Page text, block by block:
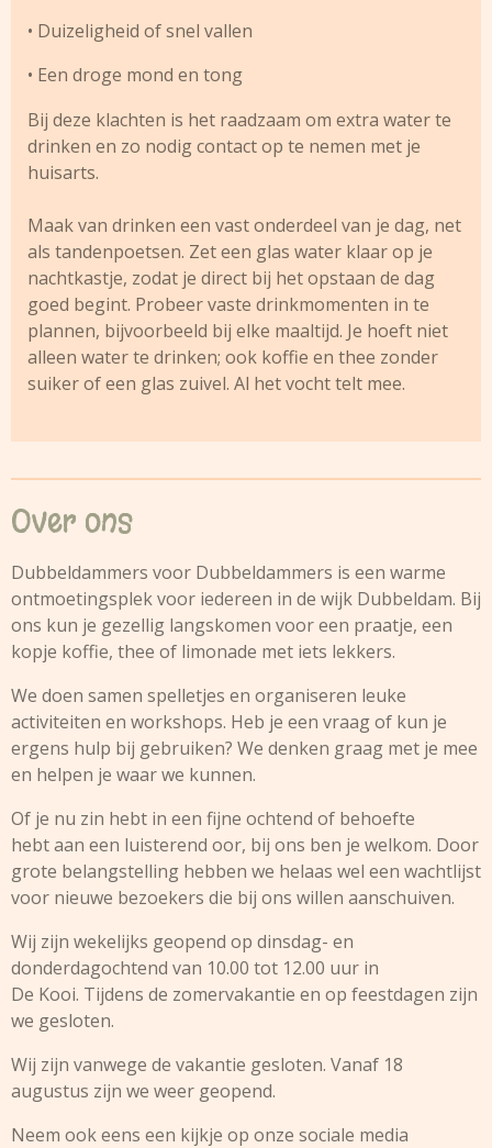
• Duizeligheid of snel vallen
• Een droge mond en tong
Bij deze klachten is het raadzaam om extra water te
drinken en zo nodig contact op te nemen met je
huisarts.
Maak van drinken een vast onderdeel van je dag, net
als tandenpoetsen. Zet een glas water klaar op je
nachtkastje, zodat je direct bij het opstaan de dag
goed begint. Probeer vaste drinkmomenten in te
plannen, bijvoorbeeld bij elke maaltijd. Je hoeft niet
alleen water te drinken; ook koffie en thee zonder
suiker of een glas zuivel. Al het vocht telt mee.
Over ons
Dubbeldammers voor Dubbeldammers is een warme
ontmoetingsplek voor iedereen in de wijk Dubbeldam. Bij
ons kun je gezellig langskomen voor een praatje, een
kopje koffie, thee of limonade met iets lekkers.
We doen samen spelletjes en organiseren leuke
activiteiten en workshops. Heb je een vraag of kun je
ergens hulp bij gebruiken? We denken graag met je mee
en helpen je waar we kunnen.
Of je nu zin hebt in een fijne ochtend of behoefte
hebt aan een luisterend oor, bij ons ben je welkom. Door
grote belangstelling hebben we helaas wel een wachtlijst
voor nieuwe bezoekers die bij ons willen aanschuiven.
Wij zijn wekelijks geopend op dinsdag- en
donderdagochtend van 10.00 tot 12.00 uur in
De Kooi. Tijdens de zomervakantie en op feestdagen zijn
we gesloten.
Wij zijn vanwege de vakantie gesloten. Vanaf 18
augustus zijn we weer geopend.
Neem ook eens een kijkje op onze sociale media